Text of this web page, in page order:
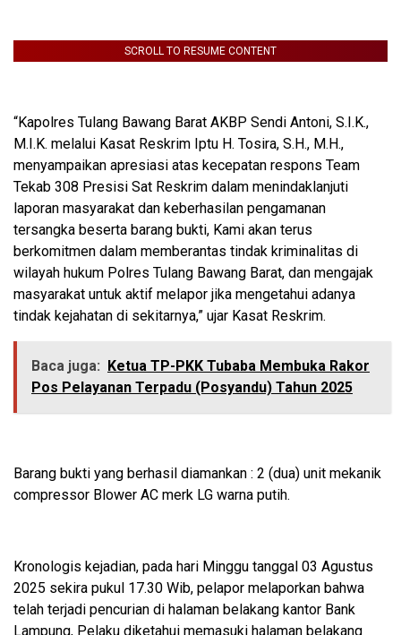
SCROLL TO RESUME CONTENT
“Kapolres Tulang Bawang Barat AKBP Sendi Antoni, S.I.K.,
M.I.K. melalui Kasat Reskrim Iptu H. Tosira, S.H., M.H.,
menyampaikan apresiasi atas kecepatan respons Team
Tekab 308 Presisi Sat Reskrim dalam menindaklanjuti
laporan masyarakat dan keberhasilan pengamanan
tersangka beserta barang bukti, Kami akan terus
berkomitmen dalam memberantas tindak kriminalitas di
wilayah hukum Polres Tulang Bawang Barat, dan mengajak
masyarakat untuk aktif melapor jika mengetahui adanya
tindak kejahatan di sekitarnya,” ujar Kasat Reskrim.
Baca juga:
Ketua TP-PKK Tubaba Membuka Rakor
Pos Pelayanan Terpadu (Posyandu) Tahun 2025
Barang bukti yang berhasil diamankan : 2 (dua) unit mekanik
compressor Blower AC merk LG warna putih.
Kronologis kejadian, pada hari Minggu tanggal 03 Agustus
2025 sekira pukul 17.30 Wib, pelapor melaporkan bahwa
telah terjadi pencurian di halaman belakang kantor Bank
Lampung, Pelaku diketahui memasuki halaman belakang